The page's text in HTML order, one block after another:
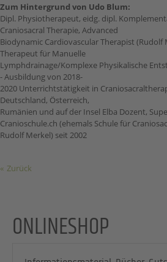
Zum Hintergrund von Udo Blum:
Dipl. Physiotherapeut, eidg. dipl.
Craniosacral Therapie, Advanced
Biodynamic Cardiovascular Therapist (Rudolf
Therapeut für Manuelle
Lymphdrainage/Komplexe Physikalische
- Ausbildung von 2018-
2020 Unterrichtstätigkeit in
Deutschland, Österreich,
Rumänien und auf der Insel Elba Dozent,
Cranioschule.ch (ehemals Schule für
Rudolf Merkel) seit 2002
Zurück
ONLINESHOP